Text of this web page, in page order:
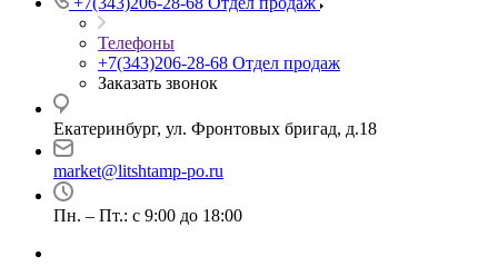
Телефоны
+7(343)206-28-68 Отдел продаж
Заказать звонок
Екатеринбург, ул. Фронтовых бригад, д.18
market@litshtamp-po.ru
Пн. – Пт.: с 9:00 до 18:00